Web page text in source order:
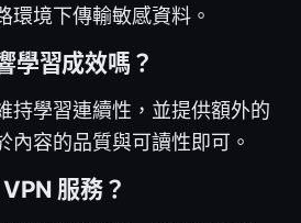
環境下傳輸敏感資料。
學習成效嗎？
持學習連續性，並提供額外的
內容的品質與可讀性即可。
服務？